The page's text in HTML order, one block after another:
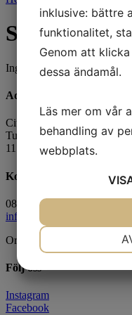
Stockholm
Inga produkter hittades som
Adress
Citronelles Agenturer AB
Tullvaktsvägen 2
115 56 Stockholm
Kontakt
08 – 626 90 40
info@citronelles.com
Org 55 68 76-4327
Följ oss
Instagram
Facebook
inklusive: bättre
funktionalitet,
Genom att
dessa ändamål.
Läs mer om vår
behandling av
webbplats.